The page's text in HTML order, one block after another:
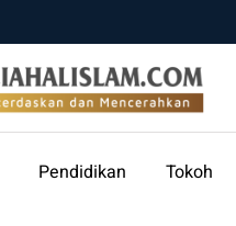
Pendidikan Tokoh